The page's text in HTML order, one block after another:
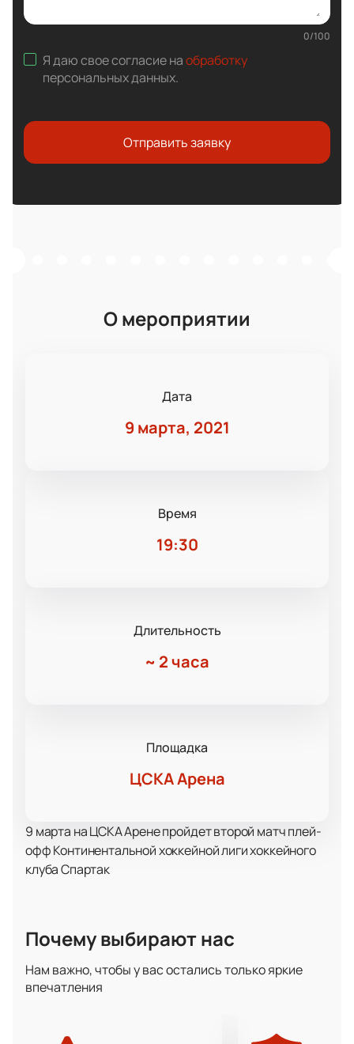
0/100
Я даю свое согласие наобработку
персональных данных.
Отправить заявку
О мероприятии
Дата
9 марта, 2021
Время
19:30
Длительность
~ 2 часа
Площадка
ЦСКА Арена
9 марта на ЦСКА Арене пройдет второй матч плей-
офф Континентальной хоккейной лиги хоккейного
клуба Спартак
Почему выбирают нас
Нам важно, чтобы у вас остались только яркие
впечатления